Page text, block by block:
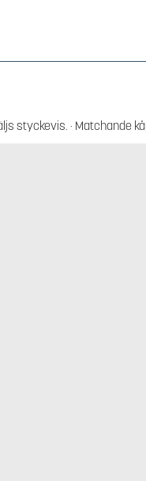
styckevis. · Matchande